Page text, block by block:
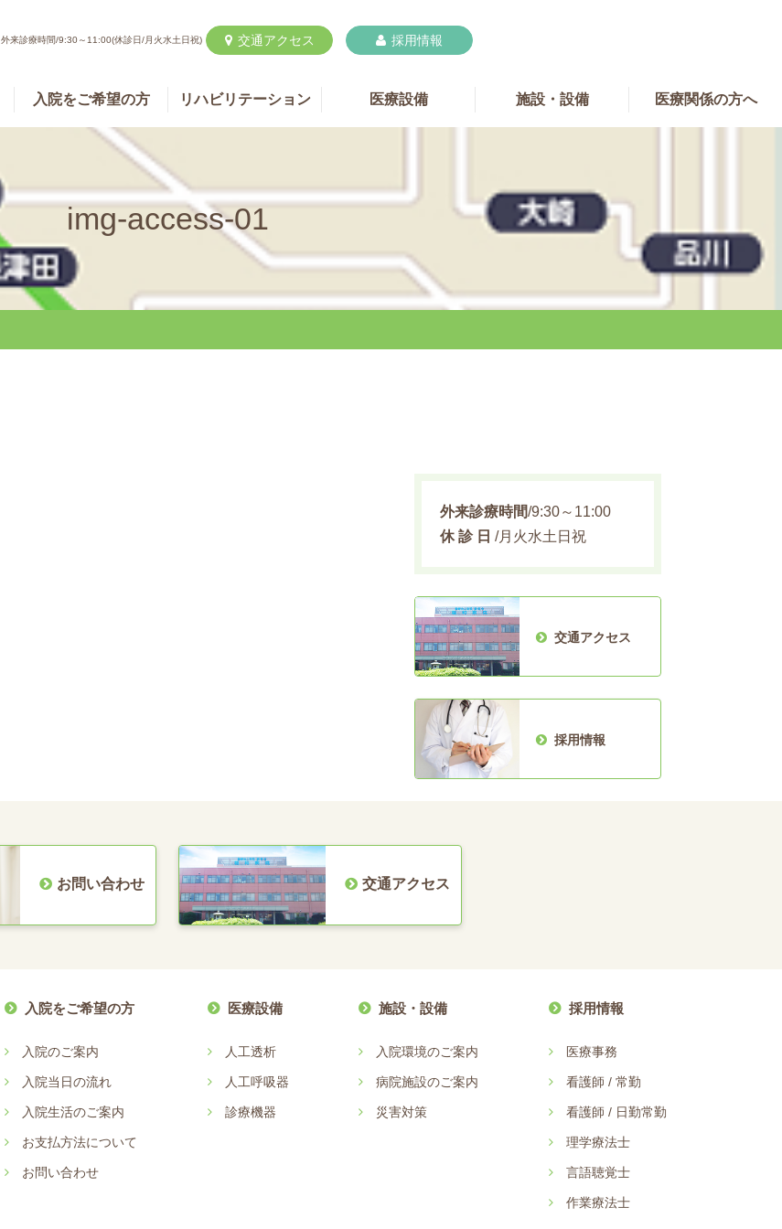
外来診療時間/9:30～11:00(休診日/月火水土日祝)  交通アクセス  採用情報
入院をご希望の方 リハビリテーション 医療設備 施設・設備 医療関係の方へ
img-access-01
外来診療時間/9:30～11:00
休 診 日 /月火水土日祝
交通アクセス
採用情報
お問い合わせ 交通アクセス
入院をご希望の方
入院のご案内
入院当日の流れ
入院生活のご案内
お支払方法について
お問い合わせ
医療設備
人工透析
人工呼吸器
診療機器
施設・設備
入院環境のご案内
病院施設のご案内
災害対策
採用情報
医療事務
看護師 / 常勤
看護師 / 日勤常勤
理学療法士
言語聴覚士
作業療法士